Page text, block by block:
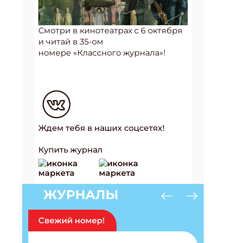
Смотри в кинотеатрах с 6 октября
и читай в 35-ом
номере «Классного журнала»!
Ждем тебя в наших соцсетях!
Купить журнал
ЖУРНАЛЫ
Свежий номер!